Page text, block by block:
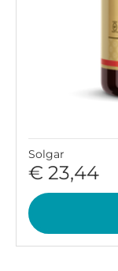
Solgar
€ 23,44